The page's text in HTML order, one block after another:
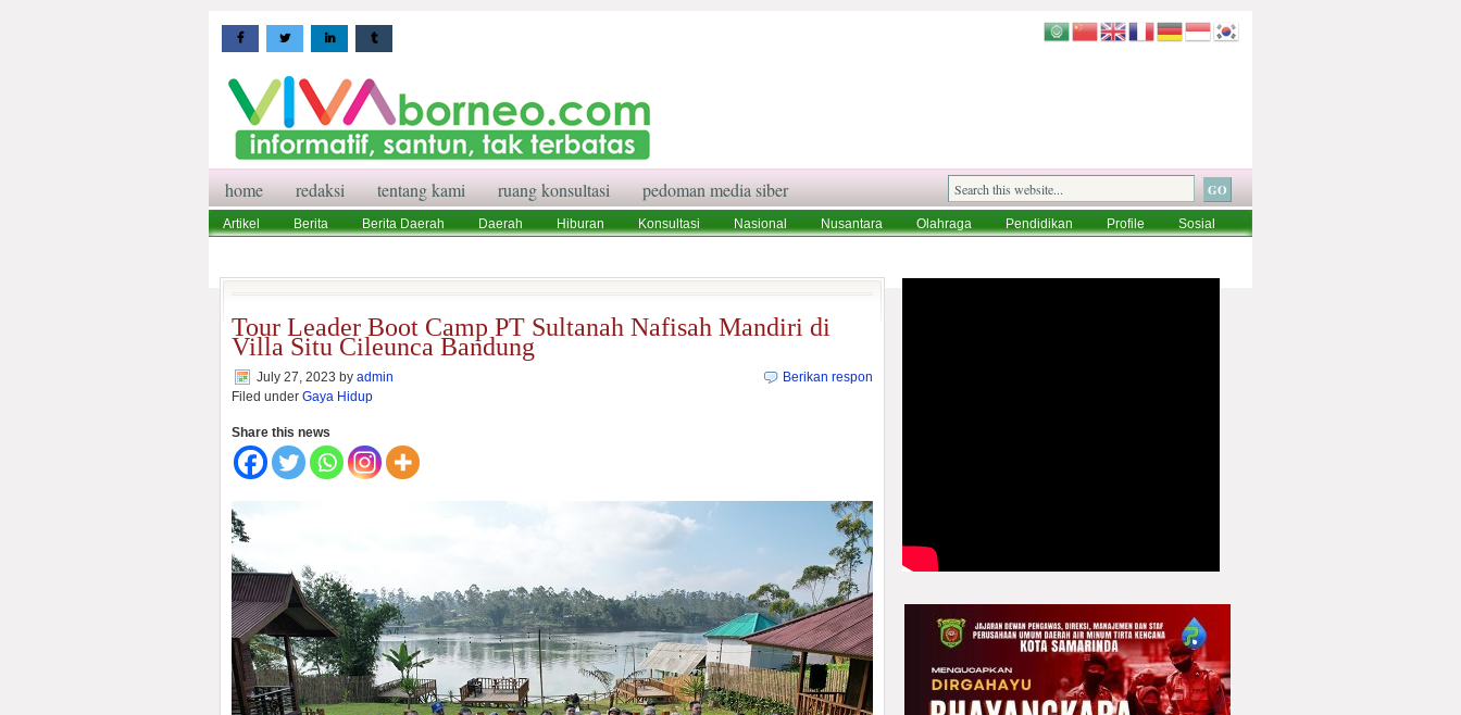
home redaksi tentang kami ruang konsultasi pedoman media siber
Artikel Berita Berita Daerah Daerah Hiburan Konsultasi Nasional Nusantara Olahraga Pendidikan Profile
Sosial
Tour Leader Boot Camp PT Sultanah Nafisah Mandiri di
Villa Situ Cileunca Bandung
July 27, 2023 by admin
Filed under Gaya Hidup
Berikan respon
Share this news